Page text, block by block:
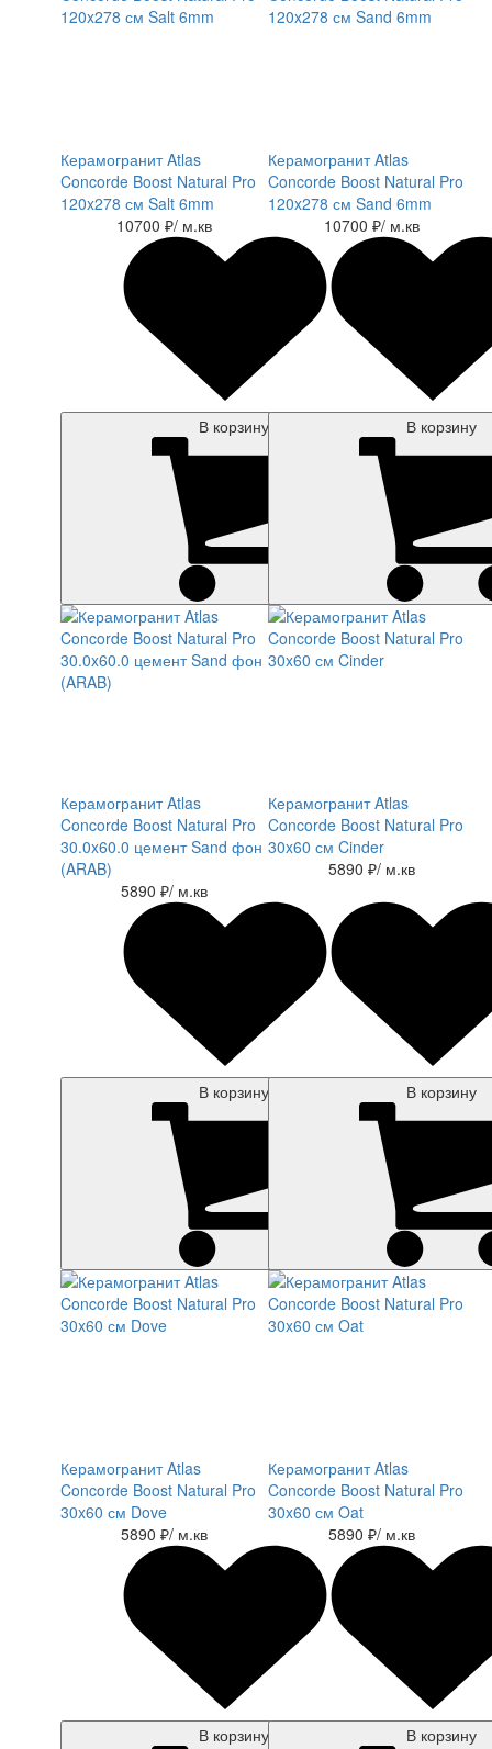
Керамогранит Atlas
Concorde Boost Natural Pro
120x278 см Salt 6mm
10700 ₽/ м.кв
В корзину
Керамогранит Atlas
Concorde Boost Natural Pro
120x278 см Sand 6mm
10700 ₽/ м.кв
В корзину
Керамогранит Atlas
Concorde Boost Natural Pro
30.0x60.0 цемент Sand фон
(ARAB)
5890 ₽/ м.кв
В корзину
Керамогранит Atlas
Concorde Boost Natural Pro
30x60 см Cinder
5890 ₽/ м.кв
В корзину
Керамогранит Atlas
Concorde Boost Natural Pro
30x60 см Dove
5890 ₽/ м.кв
В корзину
Керамогранит Atlas
Concorde Boost Natural Pro
30x60 см Oat
5890 ₽/ м.кв
В корзину